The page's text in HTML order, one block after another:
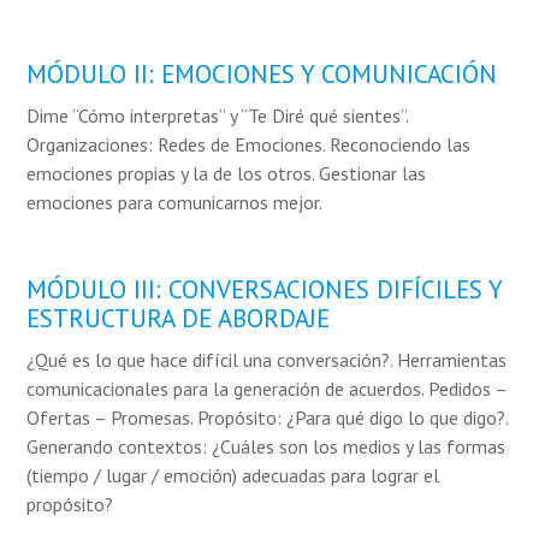
MÓDULO II: EMOCIONES Y COMUNICACIÓN
Dime “Cómo interpretas” y “Te Diré qué sientes”.
Organizaciones: Redes de Emociones. Reconociendo las
emociones propias y la de los otros. Gestionar las
emociones para comunicarnos mejor.
MÓDULO III: CONVERSACIONES DIFÍCILES Y
ESTRUCTURA DE ABORDAJE
¿Qué es lo que hace difícil una conversación?. Herramientas
comunicacionales para la generación de acuerdos. Pedidos –
Ofertas – Promesas. Propósito: ¿Para qué digo lo que digo?.
Generando contextos: ¿Cuáles son los medios y las formas
(tiempo / lugar / emoción) adecuadas para lograr el
propósito?